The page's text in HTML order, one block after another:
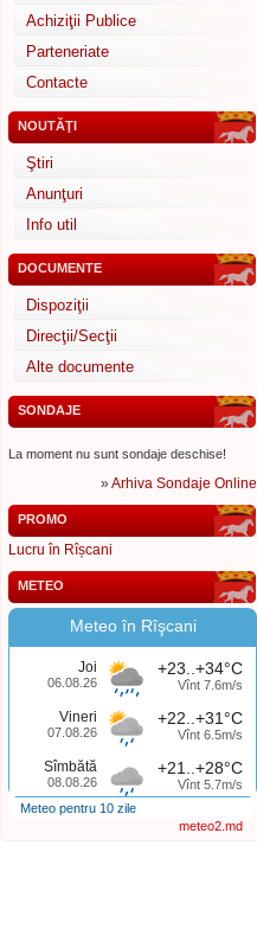
Achiziţii Publice
Parteneriate
Contacte
NOUTĂŢI
Ştiri
Anunţuri
Info util
DOCUMENTE
Dispoziţii
Direcţii/Secţii
Alte documente
SONDAJE
La moment nu sunt sondaje deschise!
»Arhiva Sondaje Online
PROMO
Lucru în Rîșcani
METEO
Meteo în Rîşcani
Joi
06.08.26
+23..+34°C
Vînt 7.6m/s
Vineri
07.08.26
+22..+31°C
Vînt 6.5m/s
Sîmbătă
08.08.26
+21..+28°C
Vînt 5.7m/s
Meteo pentru 10 zile
meteo2.md